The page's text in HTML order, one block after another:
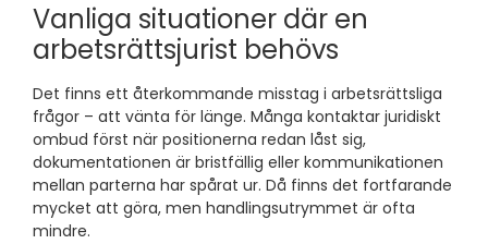
Vanliga situationer där en
arbetsrättsjurist behövs
Det finns ett återkommande misstag i arbetsrättsliga
frågor – att vänta för länge. Många kontaktar juridiskt
ombud först när positionerna redan låst sig,
dokumentationen är bristfällig eller kommunikationen
mellan parterna har spårat ur. Då finns det fortfarande
mycket att göra, men handlingsutrymmet är ofta
mindre.